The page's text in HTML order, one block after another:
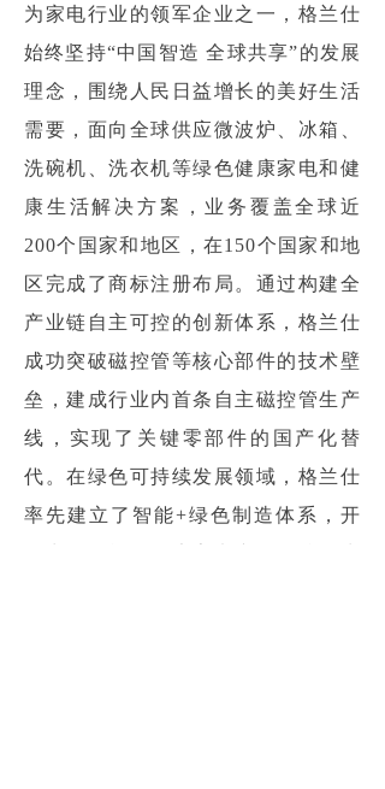
为家电行业的领军企业之一，格兰仕
始终坚持“中国智造 全球共享”的发展
理念，围绕人民日益增长的美好生活
需要，面向全球供应微波炉、冰箱、
洗碗机、洗衣机等绿色健康家电和健
康生活解决方案，业务覆盖全球近
200个国家和地区，在150个国家和地
区完成了商标注册布局。通过构建全
产业链自主可控的创新体系，格兰仕
成功突破磁控管等核心部件的技术壁
垒，建成行业内首条自主磁控管生产
线，实现了关键零部件的国产化替
代。在绿色可持续发展领域，格兰仕
率先建立了智能+绿色制造体系，开